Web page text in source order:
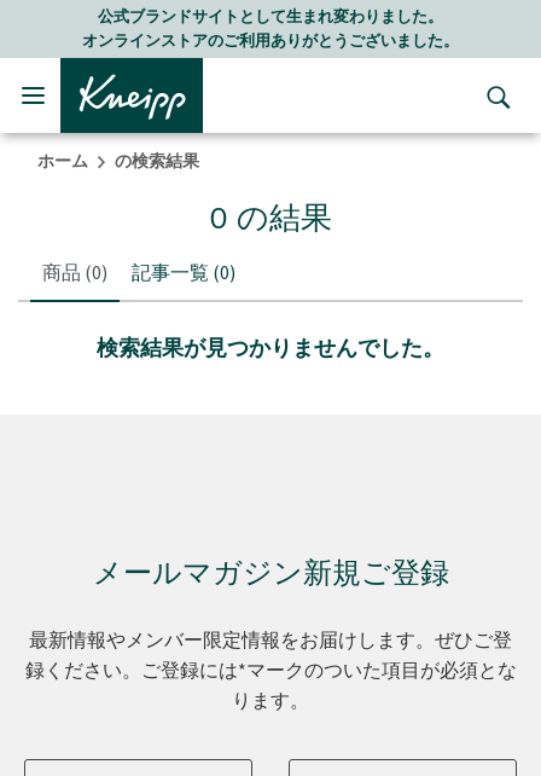
Skip to main content
Skip to footer content公式ブランドサイトとして生まれ変わりました。
オンラインストアのご利用ありがとうございました。
ホーム の検索結果
0 の結果
商品 (0) 記事一覧 (0)
検索結果が見つかりませんでした。
メールマガジン新規ご登録
最新情報やメンバー限定情報をお届けします。ぜひご登
録ください。ご登録には*マークのついた項目が必須とな
ります。